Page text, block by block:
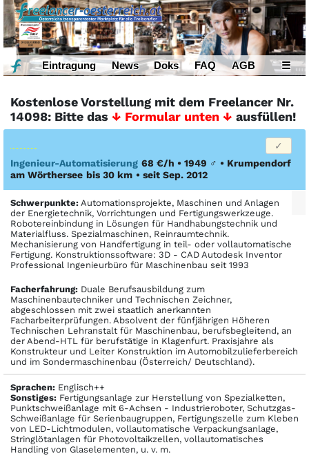
Eintragung News Doks FAQ AGB ☰
Kostenlose Vorstellung mit dem Freelancer Nr.
14098: Bitte das ↓ Formular unten ↓ ausfüllen!
Ingenieur-Automatisierung 68 €/h • 1949 ♂ • Krumpendorf
am Wörthersee bis 30 km • seit Sep. 2012
Schwerpunkte: Automationsprojekte, Maschinen und Anlagen
der Energietechnik, Vorrichtungen und Fertigungswerkzeuge.
Robotereinbindung in Lösungen für Handhabungstechnik und
Materialfluss. Spezialmaschinen, Reinraumtechnik.
Mechanisierung von Handfertigung in teil- oder vollautomatische
Fertigung. Konstruktionssoftware: 3D - CAD Autodesk Inventor
Professional Ingenieurbüro für Maschinenbau seit 1993
Facher­fahrung: Duale Berufsausbildung zum
Maschinenbautechniker und Technischen Zeichner,
abgeschlossen mit zwei staatlich anerkannten
Facharbeiterprüfungen. Absolvent der fünfjährigen Höheren
Technischen Lehranstalt für Maschinenbau, berufsbegleitend, an
der Abend-HTL für berufstätige in Klagenfurt. Praxisjahre als
Konstrukteur und Leiter Konstruktion im Automobilzulieferbereich
und im Sondermaschinenbau (Österreich/ Deutschland).
Sprachen: Englisch++
Sonstiges: Fertigungsanlage zur Herstellung von Spezialketten,
Punktschweißanlage mit 6-Achsen - Industrieroboter, Schutzgas-
Schweißanlage für Serienbaugruppen, Fertigungszelle zum Kleben
von LED-Lichtmodulen, vollautomatische Verpackungsanlage,
Stringlötanlagen für Photovoltaikzellen, vollautomatisches
Handling von Glaselementen, u. v. m.